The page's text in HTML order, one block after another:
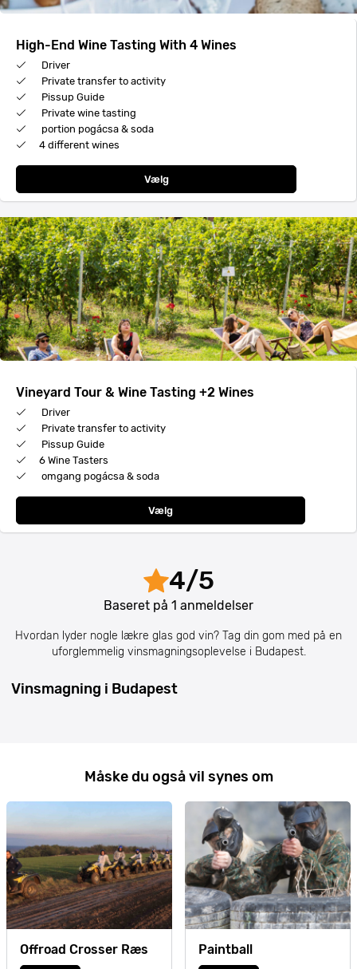
High-End Wine Tasting With 4 Wines
Driver
Private transfer to activity
Pissup Guide
Private wine tasting
portion pogácsa & soda
4 different wines
Vælg
Vineyard Tour & Wine Tasting +2 Wines
Driver
Private transfer to activity
Pissup Guide
6 Wine Tasters
omgang pogácsa & soda
Vælg
4/5
Baseret på 1 anmeldelser
Hvordan lyder nogle lækre glas god vin? Tag din gom med på en
uforglemmelig vinsmagningsoplevelse i Budapest.
Vinsmagning i Budapest
Måske du også vil synes om
Offroad Crosser Ræs Paintball